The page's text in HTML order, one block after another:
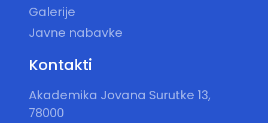
Galerije
Javne nabavke
Kontakti
Akademika Jovana Surutke 13,
78000